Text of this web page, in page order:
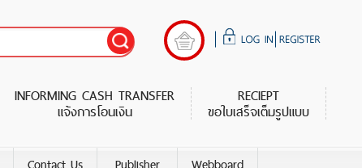
INFORMING CASH TRANSFER
แจ้งการโอนเงิน
RECIEPT
ขอใบเสร็จเต็มรูปแบบ